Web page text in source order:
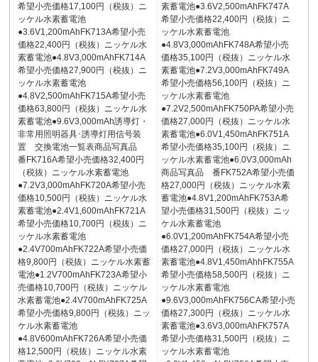
希望小売価格17,100円（税抜）ニ
ッケル水素蓄電池
●3.6V1,200mAhFK713A希望小売
価格22,400円（税抜）ニッケル水
素蓄電池●4.8V3,000mAhFK714A
希望小売価格27,900円（税抜）ニ
ッケル水素蓄電池
●4.8V2,500mAhFK715A希望小売
価格63,800円（税抜）ニッケル水
素蓄電池●9.6V3,000mAh誘導灯・
非常用照明器具･誘導灯用信号装
置 交換電池一覧表商品写真品
番FK716A希望小売価格32,400円
（税抜）ニッケル水素蓄電池
●7.2V3,000mAhFK720A希望小売
価格10,500円（税抜）ニッケル水
素蓄電池●2.4V1,600mAhFK721A
希望小売価格10,700円（税抜）ニ
ッケル水素蓄電池
●2.4V700mAhFK722A希望小売価
格9,800円（税抜）ニッケル水素蓄
電池●1.2V700mAhFK723A希望小
売価格10,700円（税抜）ニッケル
水素蓄電池●2.4V700mAhFK725A
希望小売価格9,800円（税抜）ニッ
ケル水素蓄電池
●4.8V600mAhFK726A希望小売価
格12,500円（税抜）ニッケル水素
素蓄電池●3.6V2,500mAhFK747A
希望小売価格22,400円（税抜）ニ
ッケル水素蓄電池
●4.8V3,000mAhFK748A希望小売
価格35,100円（税抜）ニッケル水
素蓄電池●7.2V3,000mAhFK749A
希望小売価格56,100円（税抜）ニ
ッケル水素蓄電池
●7.2V2,500mAhFK750PA希望小売
価格27,000円（税抜）ニッケル水
素蓄電池●6.0V1,450mAhFK751A
希望小売価格35,100円（税抜）ニ
ッケル水素蓄電池●6.0V3,000mAh
商品写真品 番FK752A希望小売価
格27,000円（税抜）ニッケル水素
蓄電池●4.8V1,200mAhFK753A希
望小売価格31,500円（税抜）ニッ
ケル水素蓄電池
●6.0V1,200mAhFK754A希望小売
価格27,000円（税抜）ニッケル水
素蓄電池●4.8V1,450mAhhFK755A
希望小売価格58,500円（税抜）ニ
ッケル水素蓄電池
●9.6V3,000mAhFK756CA希望小売
価格27,300円（税抜）ニッケル水
素蓄電池●3.6V3,000mAhFK757A
希望小売価格31,500円（税抜）ニ
ッケル水素蓄電池